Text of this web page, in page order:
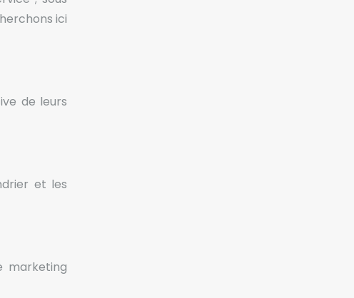
ici
de leurs
et les
marketing